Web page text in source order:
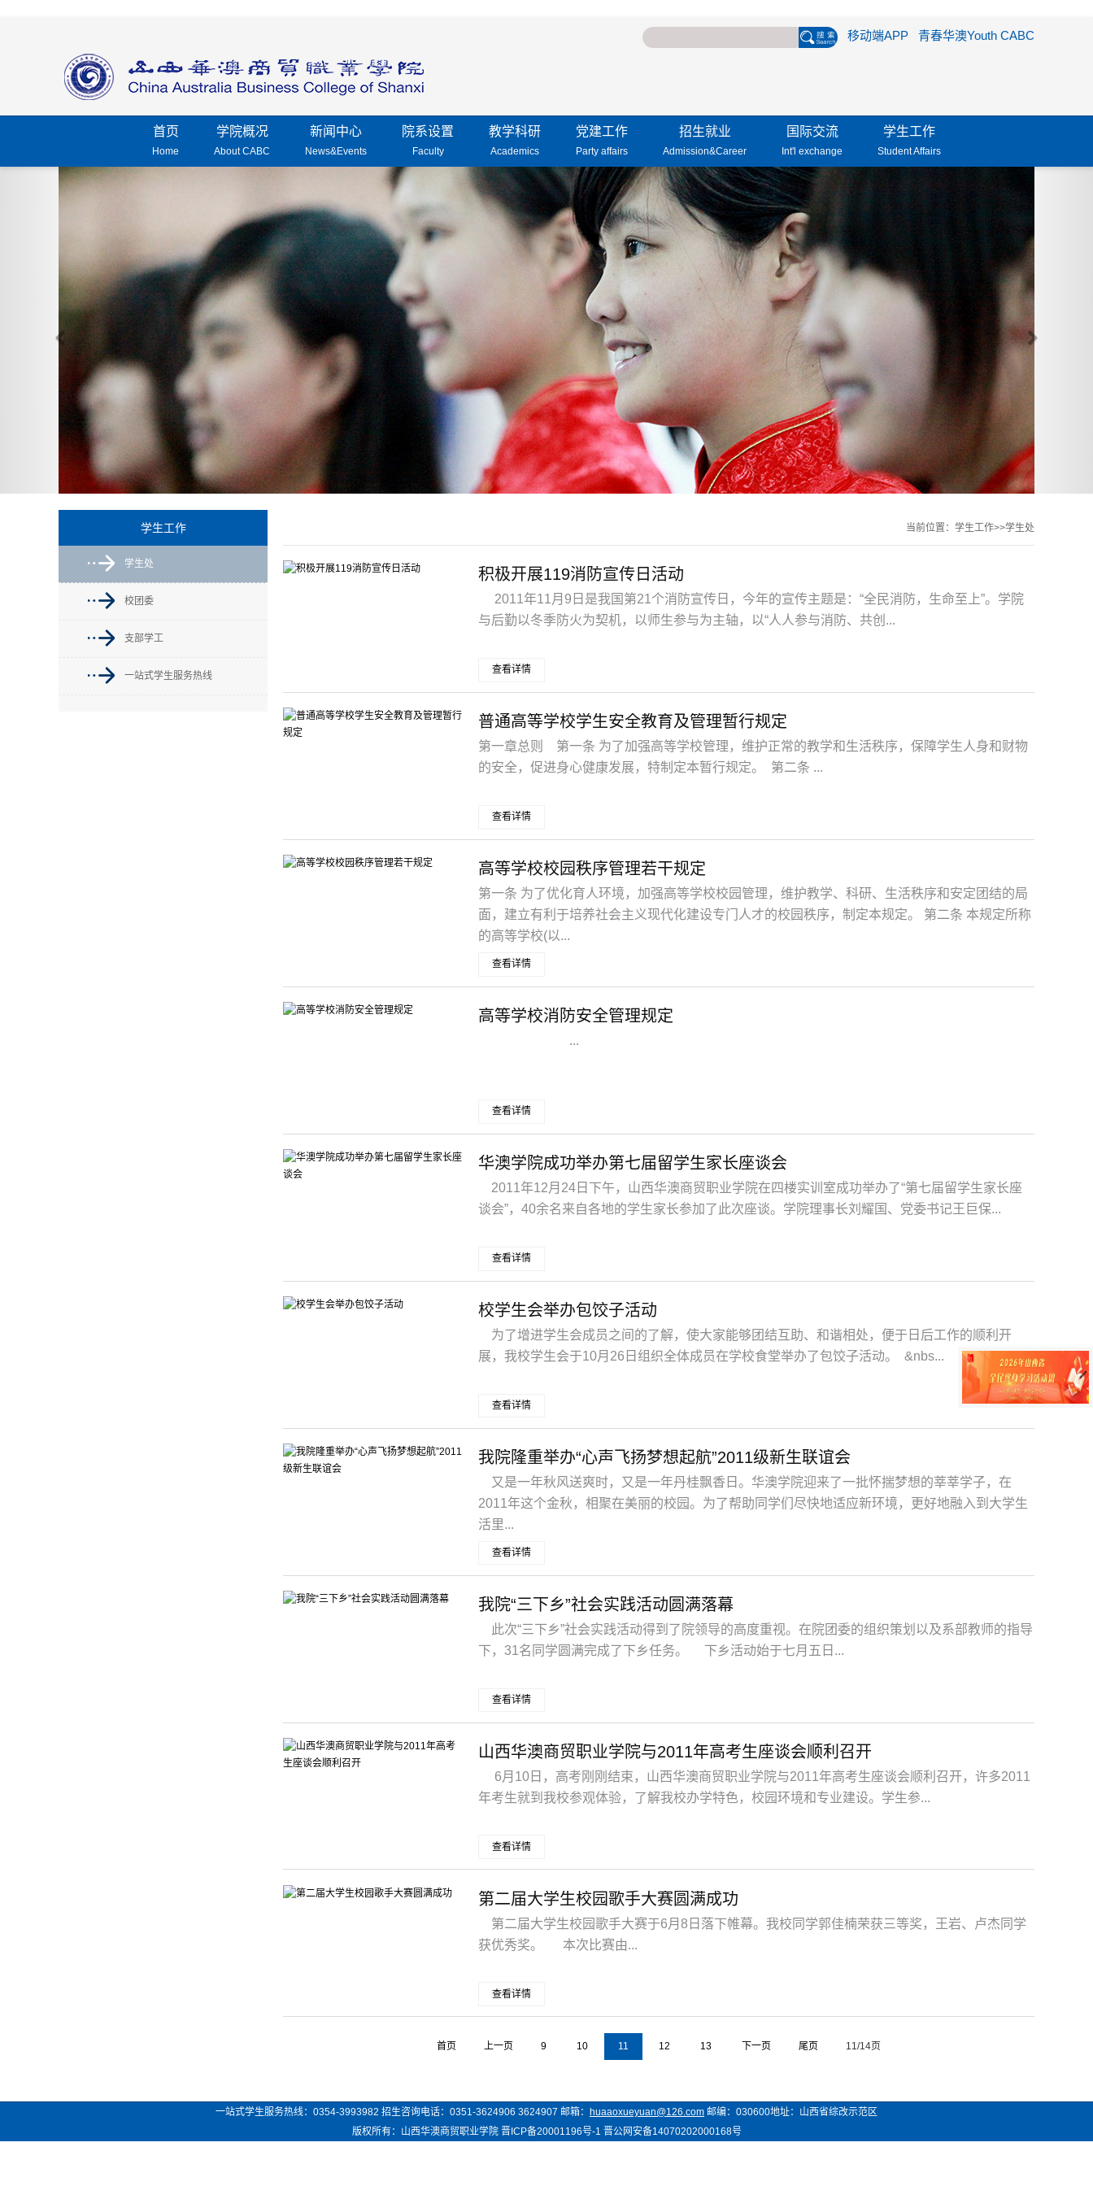
青春华澳Youth CABC
移动端APP
首页
Home
学院概况
About CABC
新闻中心
News&Events
院系设置
Faculty
教学科研
Academics
党建工作
Party affairs
招生就业
Admission&Career
国际交流
Int'l exchange
学生工作
Student Affairs
学生工作
学生处
校团委
支部学工
一站式学生服务热线
当前位置：学生工作>>学生处
积极开展119消防宣传日活动
2011年11月9日是我国第21个消防宣传日，今年的宣传主题是：“全民消防，生命至上”。学院
与后勤以冬季防火为契机，以师生参与为主轴，以“人人参与消防、共创...
查看详情
普通高等学校学生安全教育及管理暂行规定
第一章总则 第一条 为了加强高等学校管理，维护正常的教学和生活秩序，保障学生人身和财物
的安全，促进身心健康发展，特制定本暂行规定。 第二条 ...
查看详情
高等学校校园秩序管理若干规定
第一条 为了优化育人环境，加强高等学校校园管理，维护教学、科研、生活秩序和安定团结的局
面，建立有利于培养社会主义现代化建设专门人才的校园秩序，制定本规定。 第二条 本规定所称
的高等学校(以...
查看详情
高等学校消防安全管理规定
...
查看详情
华澳学院成功举办第七届留学生家长座谈会
2011年12月24日下午，山西华澳商贸职业学院在四楼实训室成功举办了“第七届留学生家长座
谈会”，40余名来自各地的学生家长参加了此次座谈。学院理事长刘耀国、党委书记王巨保...
查看详情
校学生会举办包饺子活动
为了增进学生会成员之间的了解，使大家能够团结互助、和谐相处，便于日后工作的顺利开
展，我校学生会于10月26日组织全体成员在学校食堂举办了包饺子活动。 &nbs...
查看详情
我院隆重举办“心声飞扬梦想起航”2011级新生联谊会
又是一年秋风送爽时，又是一年丹桂飘香日。华澳学院迎来了一批怀揣梦想的莘莘学子，在
2011年这个金秋，相聚在美丽的校园。为了帮助同学们尽快地适应新环境，更好地融入到大学生
活里...
查看详情
我院“三下乡”社会实践活动圆满落幕
此次“三下乡”社会实践活动得到了院领导的高度重视。在院团委的组织策划以及系部教师的指导
下，31名同学圆满完成了下乡任务。 下乡活动始于七月五日...
查看详情
山西华澳商贸职业学院与2011年高考生座谈会顺利召开
6月10日，高考刚刚结束，山西华澳商贸职业学院与2011年高考生座谈会顺利召开，许多2011
年考生就到我校参观体验，了解我校办学特色，校园环境和专业建设。学生参...
查看详情
第二届大学生校园歌手大赛圆满成功
第二届大学生校园歌手大赛于6月8日落下帷幕。我校同学郭佳楠荣获三等奖，王岩、卢杰同学
获优秀奖。 本次比赛由...
查看详情
首页 上一页 9 10 11 12 13 下一页 尾页 11/14页
一站式学生服务热线： 0354-3993982 招生咨询电话： 0351-3624906 3624907 邮箱： huaaoxueyuan@126.com 邮编： 030600地址：山西省综改示范区
版权所有：
山西华澳商贸职业学院 晋ICP备20001196号-1 晋公网安备14070202000168号